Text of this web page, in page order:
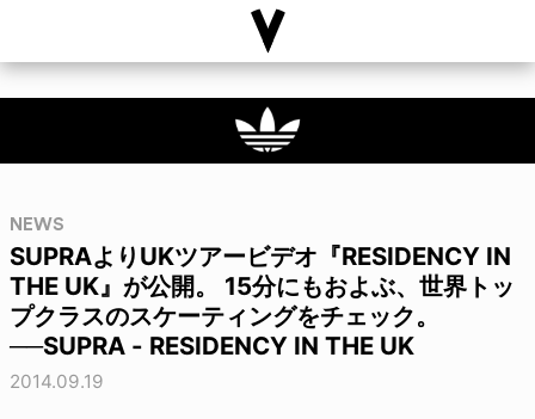
NEWS
SUPRAよりUKツアービデオ『RESIDENCY IN
THE UK』が公開。 15分にもおよぶ、世界トッ
プクラスのスケーティングをチェック。
──SUPRA - RESIDENCY IN THE UK
2014.09.19